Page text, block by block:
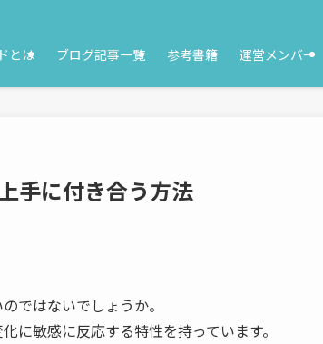
とは ブログ記事一覧 参考書籍 運営メンバー
手に付き合う方法
ではないでしょうか。
に敏感に反応する特性を持っています。